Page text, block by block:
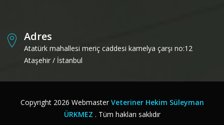
Adres
Atatürk mahallesi meriç caddesi kamelya çarşı no:12
Ataşehir / İstanbul
Copyright 2026 Webmaster Veteriner Hekim Süleyman
ÜRKMEZ . Tüm hakları saklıdır